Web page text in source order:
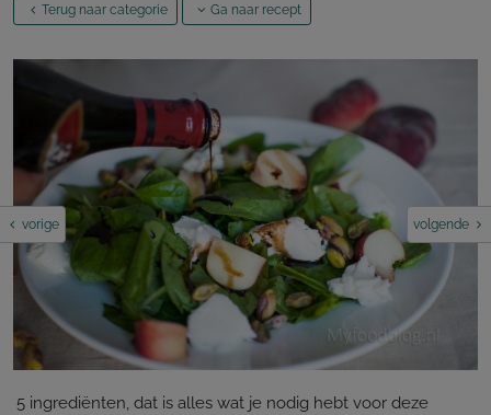
Terug naar categorie Ga naar recept
vorige volgende
5 ingrediënten, dat is alles wat je nodig hebt voor deze